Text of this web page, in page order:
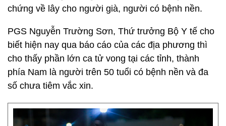
chứng về lây cho người già, người có bệnh nền.
PGS Nguyễn Trường Sơn, Thứ trưởng Bộ Y tế cho
biết hiện nay qua báo cáo của các địa phương thì
cho thấy phần lớn ca tử vong tại các tỉnh, thành
phía Nam là người trên 50 tuổi có bệnh nền và đa
số chưa tiêm vắc xin.